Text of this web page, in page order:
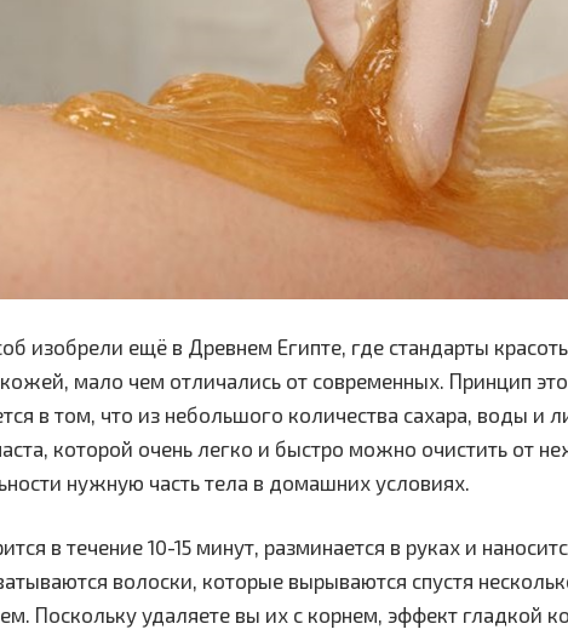
изобрели ещё в Древнем Египте, где стандарты
мало чем отличались от современных. Принцип
в том, что из небольшого количества сахара, воды и
которой очень легко и быстро можно очистить от
нужную часть тела в домашних условиях.
в течение 10-15 минут, разминается в руках и
волоски, которые вырываются спустя
Поскольку удаляете вы их с корнем, эффект гладкой